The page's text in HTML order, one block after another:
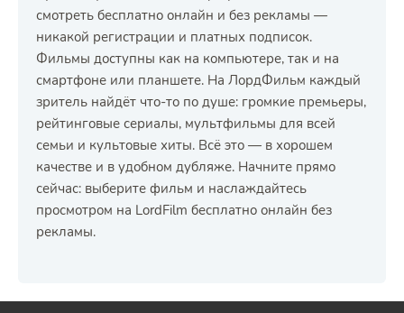
смотреть бесплатно онлайн и без рекламы —
никакой регистрации и платных подписок.
Фильмы доступны как на компьютере, так и на
смартфоне или планшете. На ЛордФильм каждый
зритель найдёт что-то по душе: громкие премьеры,
рейтинговые сериалы, мультфильмы для всей
семьи и культовые хиты. Всё это — в хорошем
качестве и в удобном дубляже. Начните прямо
сейчас: выберите фильм и наслаждайтесь
просмотром на LordFilm бесплатно онлайн без
рекламы.